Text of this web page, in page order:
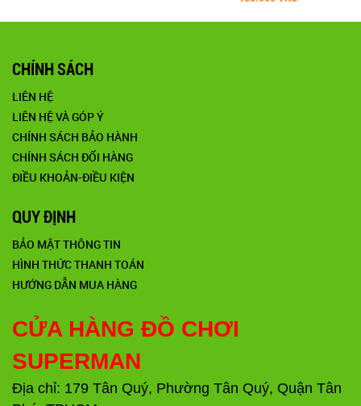
CHÍNH SÁCH
LIÊN HỆ
LIÊN HỆ VÀ GÓP Ý
CHÍNH SÁCH BẢO HÀNH
CHÍNH SÁCH ĐỔI HÀNG
ĐIỀU KHOẢN-ĐIỀU KIỆN
QUY ĐỊNH
BẢO MẬT THÔNG TIN
HÌNH THỨC THANH TOÁN
HƯỚNG DẪN MUA HÀNG
CỬA HÀNG ĐỒ CHƠI
SUPERMAN
Địa chỉ: 179 Tân Quý, Phường Tân Quý, Quận Tân